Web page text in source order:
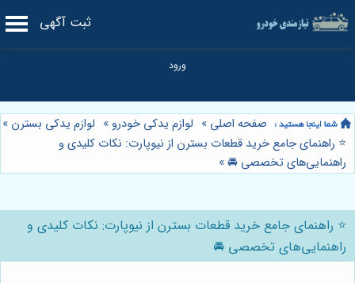
ثبت آگهی
صفحه اصلی » لوازم یدکی خودرو » لوازم یدکی بسترن »
⭐️ راهنمای جامع خرید قطعات بسترن از نیوپارت: نکات کلیدی و
راهنمایی‌های تخصصی 🚘»
⭐️ راهنمای جامع خرید قطعات بسترن از نیوپارت: نکات کلیدی و
راهنمایی‌های تخصصی 🚘